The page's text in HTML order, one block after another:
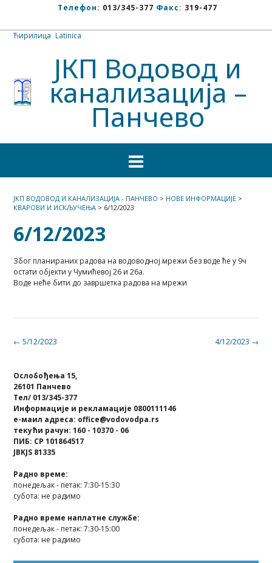
Телефон: 013/345-377 Факс: 319-477
Ћирилица Latinica
ЈКП Водовод и
канализација –
Панчево
ЈКП ВОДОВОД И КАНАЛИЗАЦИЈА - ПАНЧЕВО > НОВЕ ИНФОРМАЦИЈЕ >
КВАРОВИ И ИСКЉУЧЕЊА > 6/12/2023
6/12/2023
Због планираних радова на водоводној мрежи без воде ће у 9ч
остати објекти у Чумићевој 26 и 26а.
Воде неће бити до завршетка радова на мрежи
Post 4/12/2023 →
← 5/12/2023
Ослобођења 15,
26101 Панчево
Тел/ 013/345-377
Информације и рекламације 0800111146
е-маил адреса: office@vodovodpa.rs
текући рачун: 160 - 10370 - 06
ПИБ: СР 101864517
JBKJS 81335
Радно време:
понедељак - петак: 7:30-15:30
субота: не радимо
Радно време наплатне службе:
понедељак - петак: 7:30-15:00
субота: не радимо